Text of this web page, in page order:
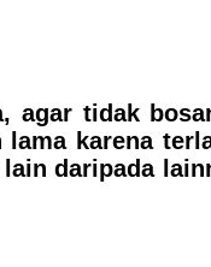
agar tidak
karena
daripada